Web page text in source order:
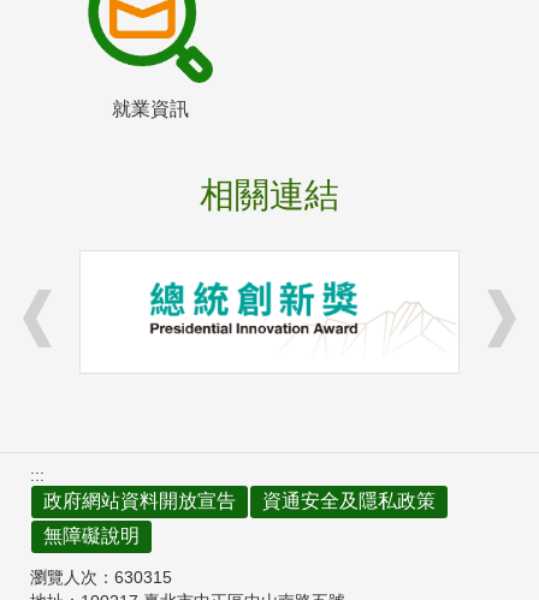
就業資訊
相關連結
:::
政府網站資料開放宣告
資通安全及隱私政策
無障礙說明
瀏覽人次： 630315